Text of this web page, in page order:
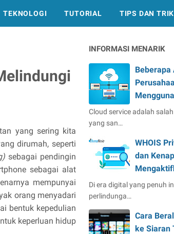
TEKNOLOGI TUTORIAL TIPS DAN TRIK
yang sering kita
dirumah, seperti
sebagai pendingin
sebagai alat
mempunyai
orang menyadari
bentuk kepedulian
keperluan hidup
INFORMASI MENARIK
Cloud service adalah
yang san…
WHOIS
dan
Di era digital yang penuh
perlindunga…
Cara
ke Siaran